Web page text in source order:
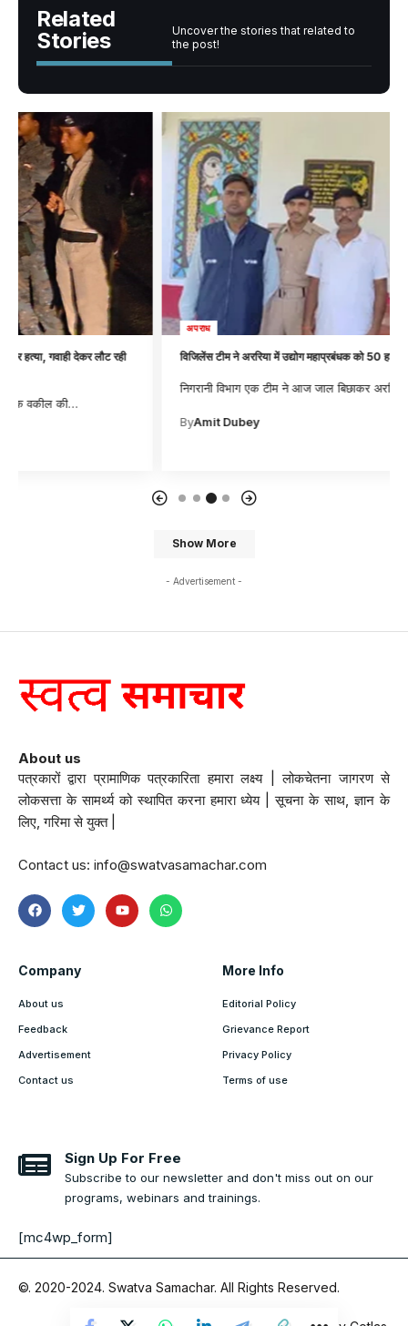
Related
Stories
Uncover the stories that related to
the post!
अपराध
विजिलेंस टीम ने अररिया में उद्योग महाप्रबंधक को 50 हाजार की घूस लेते पकड़ा
निगरानी विभाग एक टीम ने आज जाल बिछाकर अररिया में उद्योग विभाग…
Show More
- Advertisement -
About us
पत्रकारों द्वारा प्रामाणिक पत्रकारिता हमारा लक्ष्य | लोकचेतना जागरण से
लोकसत्ता के सामर्थ्य को स्थापित करना हमारा ध्येय | सूचना के साथ, ज्ञान के
लिए, गरिमा से युक्त |
Contact us: info@swatvasamachar.com
Company
About us
Feedback
Advertisement
Contact us
More Info
Editorial Policy
Grievance Report
Privacy Policy
Terms of use
Sign Up For Free
Subscribe to our newsletter and don't miss out on our
programs, webinars and trainings.
[mc4wp_form]
©. 2020-2024. Swatva Samachar. All Rights Reserved.